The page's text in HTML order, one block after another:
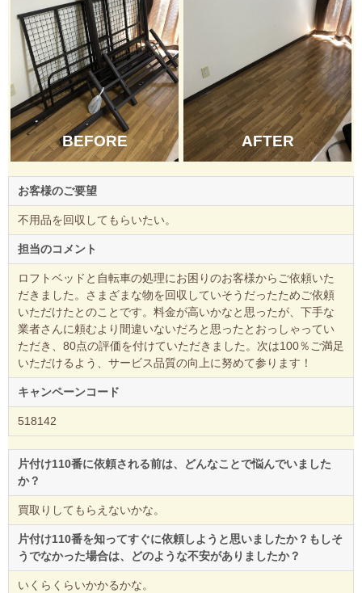
BEFORE AFTER
お客様のご要望
不用品を回収してもらいたい。
担当のコメント
ロフトベッドと自転車の処理にお困りのお客様からご依頼いた
だきました。さまざまな物を回収していそうだったためご依頼
いただけたとのことです。料金が高いかなと思ったが、下手な
業者さんに頼むより間違いないだろと思ったとおっしゃってい
ただき、80点の評価を付けていただきました。次は100％ご満足
いただけるよう、サービス品質の向上に努めて参ります！
キャンペーンコード
518142
片付け110番に依頼される前は、どんなことで悩んでいました
か？
買取りしてもらえないかな。
片付け110番を知ってすぐに依頼しようと思いましたか？もしそ
うでなかった場合は、どのような不安がありましたか？
いくらくらいかかるかな。